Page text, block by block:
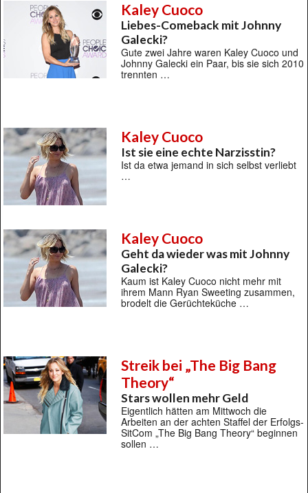
Kaley Cuoco
Liebes-Comeback mit Johnny
Galecki?
Gute zwei Jahre waren Kaley Cuoco und
Johnny Galecki ein Paar, bis sie sich 2010
trennten …
Kaley Cuoco
Ist sie eine echte Narzisstin?
Ist da etwa jemand in sich selbst verliebt
…
Kaley Cuoco
Geht da wieder was mit Johnny
Galecki?
Kaum ist Kaley Cuoco nicht mehr mit
ihrem Mann Ryan Sweeting zusammen,
brodelt die Gerüchteküche …
Streik bei „The Big Bang
Theory“
Stars wollen mehr Geld
Eigentlich hätten am Mittwoch die
Arbeiten an der achten Staffel der Erfolgs-
SitCom „The Big Bang Theory“ beginnen
sollen …